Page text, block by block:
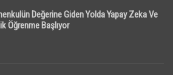
Değerine Giden Yolda Yapay Zeka Ve
Öğrenme Başlıyor